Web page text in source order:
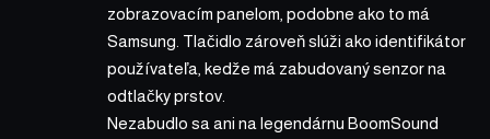
zobrazovacím panelom, podobne ako to má
Samsung. Tlačidlo zároveň slúži ako identifikátor
používateľa, kedže má zabudovaný senzor na
odtlačky prstov.
Nezabudlo sa ani na legendárnu BoomSound